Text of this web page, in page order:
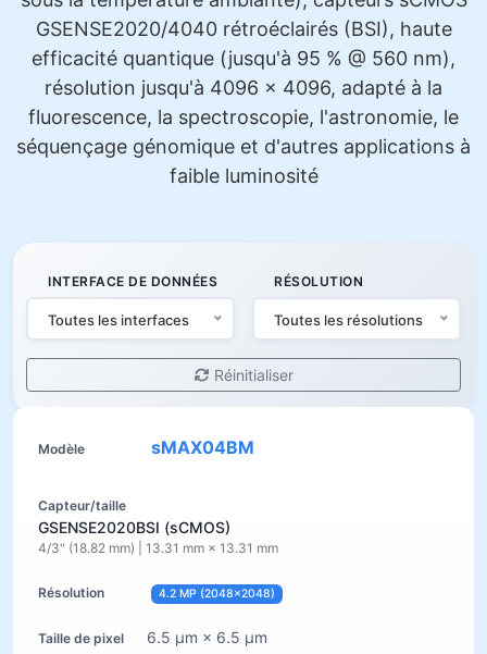
GSENSE2020/4040 rétroéclairés (BSI), haute
efficacité quantique (jusqu'à 95 % @ 560 nm),
résolution jusqu'à 4096 × 4096, adapté à la
fluorescence, la spectroscopie, l'astronomie, le
séquençage génomique et d'autres applications à
faible luminosité
INTERFACE DE DONNÉES
Toutes les interfaces
RÉSOLUTION
Toutes les résolutions
Réinitialiser
sMAX04BM
GSENSE2020BSI (sCMOS)
4/3" (18.82 mm) | 13.31 mm × 13.31 mm
4.2 MP (2048×2048)
6.5 µm × 6.5 µm